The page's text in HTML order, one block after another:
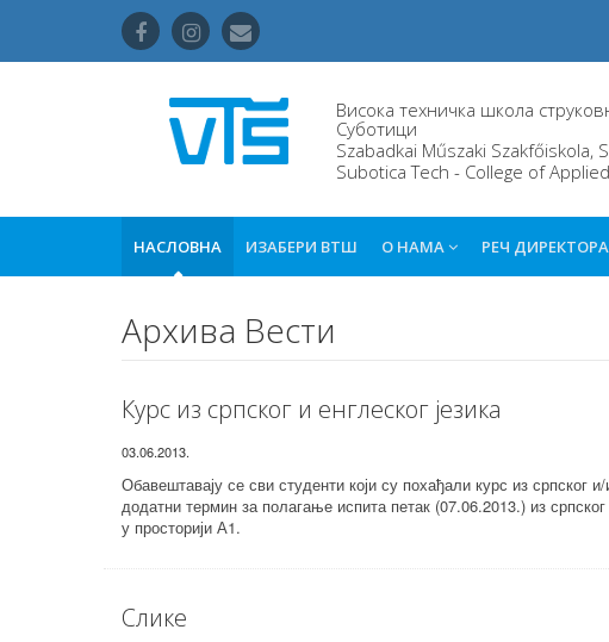
Висока техничка школа
Суботици
Szabadkai Műszaki Szakfőiskola,
Subotica Tech - College of
НАСЛОВНА ИЗАБЕРИ ВТШ О НАМА РЕЧ ДИРЕКТОРА
Архива Вести
Курс из српског и енглеског језика
03.06.2013.
Обавештавају се сви студенти који су похађали курс из српског и/
додатни термин за полагање испита петак (07.06.2013.) из
у просторији А1.
Слике